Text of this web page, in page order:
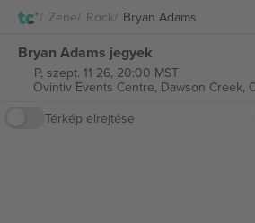
Zene Rock Bryan Adams
Bryan Adams jegyek
P, szept. 11 26, 20:00 MST
Ovintiv Events Centre, Dawson Creek,
Térkép elrejtése